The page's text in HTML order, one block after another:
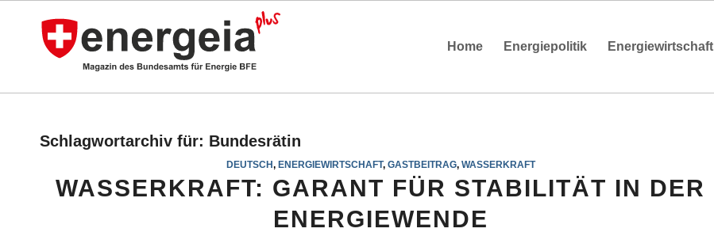
Home Energiepolitik Energiewirtschaft
Schlagwortarchiv für: Bundesrätin
DEUTSCH, ENERGIEWIRTSCHAFT, GASTBEITRAG, WASSERKRAFT
WASSERKRAFT: GARANT FÜR STABILITÄT IN DER
ENERGIEWENDE